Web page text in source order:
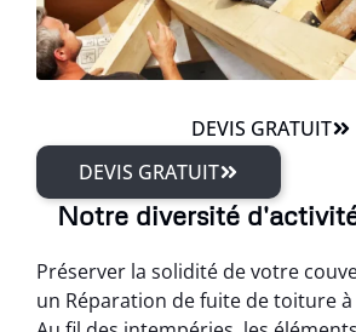
DEVIS GRATUIT
DEVIS GRATUIT
Notre diversité
Préserver la solidité de votre
un Réparation de fuite de toiture